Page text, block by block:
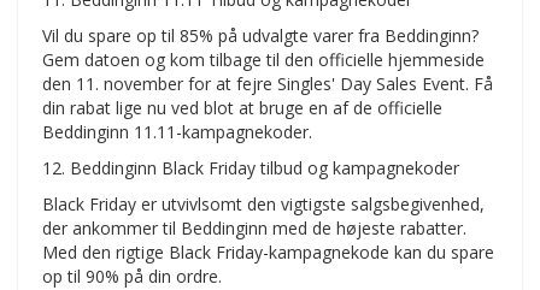
Vil du spare op til 85% på udvalgte varer fra Beddinginn?
Gem datoen og kom tilbage til den officielle hjemmeside
den 11. november for at fejre Singles' Day Sales Event. Få
din rabat lige nu ved blot at bruge en af de officielle
Beddinginn 11.11-kampagnekoder.
12. Beddinginn Black Friday tilbud og kampagnekoder
Black Friday er utvivlsomt den vigtigste salgsbegivenhed,
der ankommer til Beddinginn med de højeste rabatter.
Med den rigtige Black Friday-kampagnekode kan du spare
op til 90% på din ordre.